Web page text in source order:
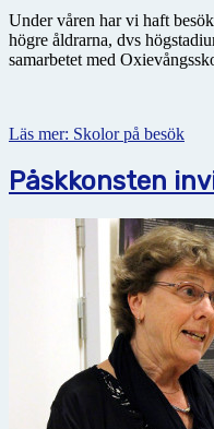
Under våren har vi haft
högre åldrarna, dvs
samarbetet med
Läs mer: Skolor på besök
Påskkonsten